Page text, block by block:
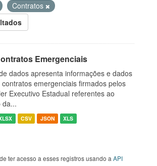
Contratos
Emergenciais
dados apresenta informações e dados
emergenciais firmados pelos
Executivo Estadual referentes ao
da...
CSV JSON XLS
ter acesso a esses registros usando a API